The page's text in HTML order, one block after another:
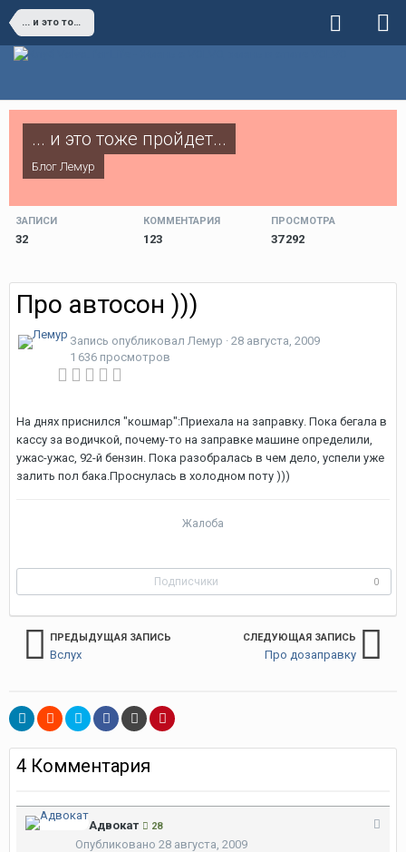
... и это тоже пройдет...
... и это тоже пройдет...
Блог Лемур
ЗАПИСИ
32
КОММЕНТАРИЯ
123
ПРОСМОТРА
37 292
Про автосон )))
Запись опубликовал Лемур · 28 августа, 2009
1 636 просмотров
На днях приснился "кошмар":Приехала на заправку. Пока бегала в
кассу за водичкой, почему-то на заправке машине определили,
ужас-ужас, 92-й бензин. Пока разобралась в чем дело, успели уже
залить пол бака.Проснулась в холодном поту )))
Жалоба
Подписчики 0
ПРЕДЫДУЩАЯ ЗАПИСЬ
Вслух
СЛЕДУЮЩАЯ ЗАПИСЬ
Про дозаправку
4 Комментария
Адвокат 28
Опубликовано 28 августа, 2009